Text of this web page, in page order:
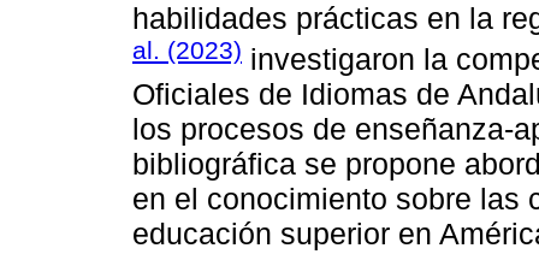
habilidades prácticas en la
al. (2023) investigaron la
Oficiales de Idiomas de
los procesos de enseñanza-
bibliográfica se propone
en el conocimiento sobre las
educación superior en